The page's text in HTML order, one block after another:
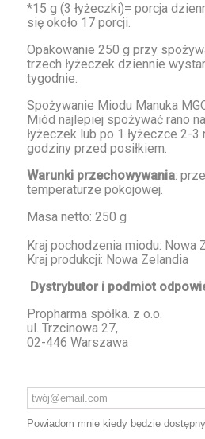
*15 g (3 łyżeczki)= porcja
się około 17 porcji.
Opakowanie 250 g przy
trzech łyżeczek dziennie
tygodnie.
Spożywanie Miodu Manuka
Miód najlepiej spożywać rano
łyżeczek lub po 1 łyżeczce 2-3
godziny przed posiłkiem.
Warunki przechowywania:
temperaturze pokojowej.
Masa netto: 250 g
Kraj pochodzenia miodu: Nowa
Kraj produkcji: Nowa Zelandia
Dystrybutor i podmiot
Propharma spółka. z o.o.
ul. Trzcinowa 27,
02-446 Warszawa
Powiadom mnie kiedy będzie dostępny